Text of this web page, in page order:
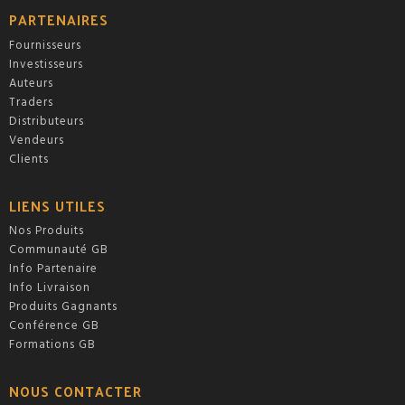
PARTENAIRES
Fournisseurs
Investisseurs
Auteurs
Traders
Distributeurs
Vendeurs
Clients
LIENS UTILES
Nos Produits
Communauté GB
Info Partenaire
Info Livraison
Produits Gagnants
Conférence GB
Formations GB
NOUS CONTACTER